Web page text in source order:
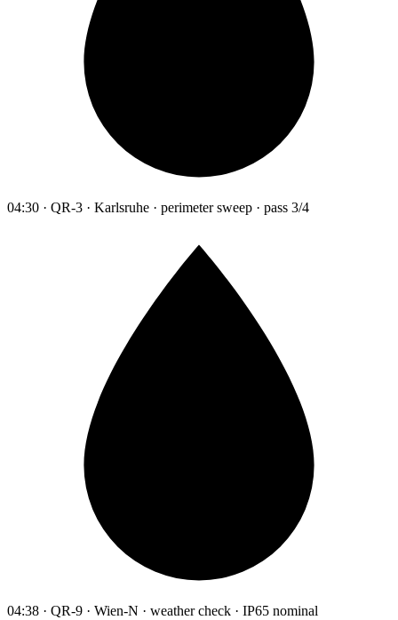
04:30 · QR-3 · Karlsruhe · perimeter sweep · pass 3/4
04:38 · QR-9 · Wien-N · weather check · IP65 nominal